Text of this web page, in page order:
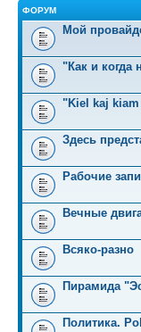
ФОРУМ
Мой
"Как и когда
"Kiel kaj
Здесь
Рабочие
Вечные
Всяко-разно
Пирамида
Политика.